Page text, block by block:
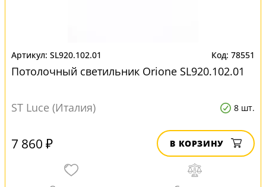
SL920.102.01 78551
Потолочный светильник Orione SL920.102.01
ST Luce (Италия) 8 шт.
7 860 ₽ В КОРЗИНУ